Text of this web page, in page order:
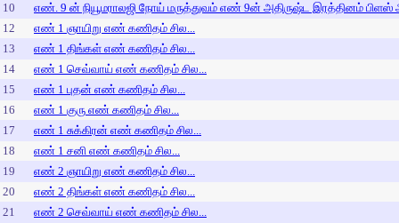
10
எண். 9 ன் நியூமராலஜி நோய் மருத்துவம் எண் 9ன் அதிருஷ்ட இரத்தினம் பிளஸ்
12
எண் 1 ஞாயிறு எண் கணிதம் சில...
13
எண் 1 திங்கள் எண் கணிதம் சில...
14
எண் 1 செவ்வாய் எண் கணிதம் சில...
15
எண் 1 புதன் எண் கணிதம் சில...
16
எண் 1 குரு எண் கணிதம் சில...
17
எண் 1 சுக்கிரன் எண் கணிதம் சில...
18
எண் 1 சனி எண் கணிதம் சில...
19
எண் 2 ஞாயிறு எண் கணிதம் சில...
20
எண் 2 திங்கள் எண் கணிதம் சில...
21
எண் 2 செவ்வாய் எண் கணிதம் சில...